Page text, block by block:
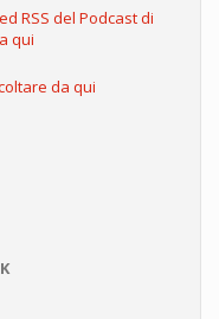
RSS del Podcast di
qui
da qui